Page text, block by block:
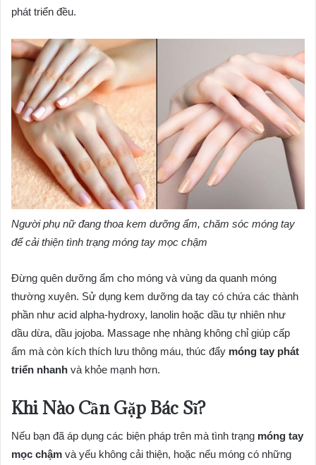
phát triển đều.
Người phụ nữ đang thoa kem dưỡng ẩm, chăm sóc móng tay
để cải thiện tình trạng móng tay mọc chậm
Đừng quên dưỡng ẩm cho móng và vùng da quanh móng
thường xuyên. Sử dụng kem dưỡng da tay có chứa các thành
phần như acid alpha-hydroxy, lanolin hoặc dầu tự nhiên như
dầu dừa, dầu jojoba. Massage nhẹ nhàng không chỉ giúp cấp
ẩm mà còn kích thích lưu thông máu, thúc đẩy móng tay phát
triển nhanh và khỏe mạnh hơn.
Khi Nào Cần Gặp Bác Sĩ?
Nếu bạn đã áp dụng các biện pháp trên mà tình trạng móng tay
mọc chậm và yếu không cải thiện, hoặc nếu móng có những